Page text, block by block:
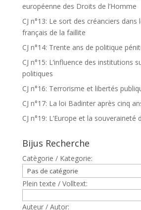
européenne des Droits de l’Homme
CJ n°13: Le sort des créanciers
français de la faillite
CJ n°14: Trente ans de politique
CJ n°15: L’influence des institutions
politiques
CJ n°16: Terrorisme et libertés
CJ n°17: La loi Badinter après cinq
CJ n°19: L’Europe et la souveraineté
Bijus Recherche
Catègorie / Kategorie:
Plein texte / Volltext:
Auteur / Autor: